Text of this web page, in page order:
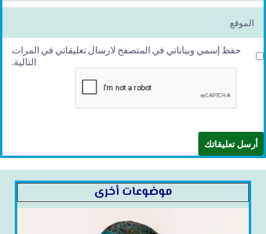
l*
حفظ إسمي وبياناتي في المتصفح لارسال تعليقاتي في المرات
التالية.
موضوعات أخرى